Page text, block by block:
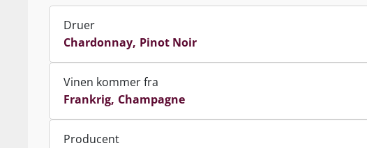
Druer
Chardonnay Pinot Noir
Vinen kommer fra
Frankrig Champagne
Producent